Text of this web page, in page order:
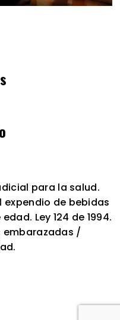
para la salud.
expendio de bebidas
Ley 124 de 1994.
embarazadas /